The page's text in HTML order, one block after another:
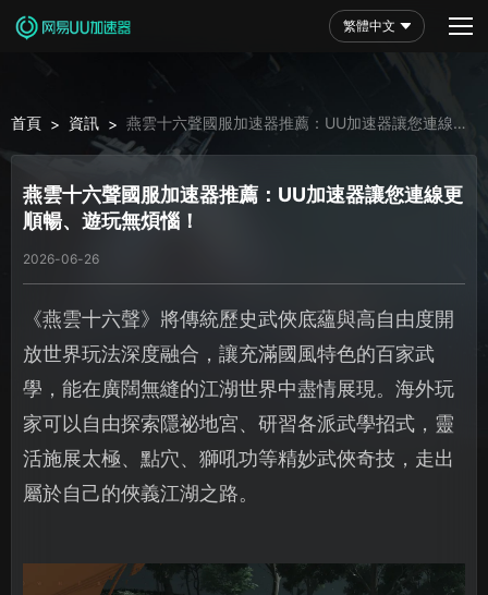
繁體中文
首頁 > 資訊 > 燕雲十六聲國服加速器推薦：UU加速器讓您連線更
順暢、遊玩無煩惱！
燕雲十六聲國服加速器推薦：UU加速器讓您連線更
順暢、遊玩無煩惱！
2026-06-26
《燕雲十六聲》將傳統歷史武俠底蘊與高自由度開
放世界玩法深度融合，讓充滿國風特色的百家武
學，能在廣闊無縫的江湖世界中盡情展現。海外玩
家可以自由探索隱祕地宮、研習各派武學招式，靈
活施展太極、點穴、獅吼功等精妙武俠奇技，走出
屬於自己的俠義江湖之路。